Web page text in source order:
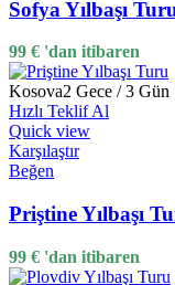
Sofya Yılbaşı
99 € 'dan itibaren
Kosova2 Gece / 3 Gün
Hızlı Teklif Al
Quick view
Karşılaştır
Beğen
Priştine Yılbaşı
99 € 'dan itibaren